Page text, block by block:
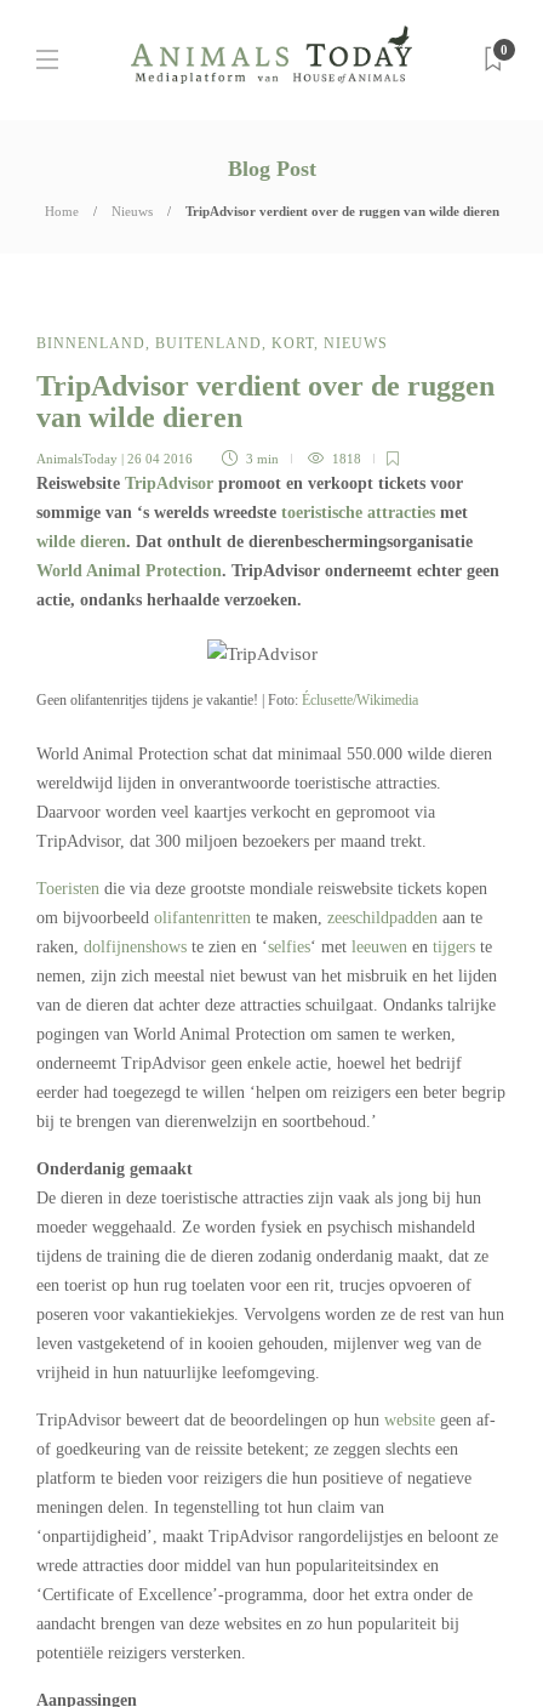
0
Blog Post
Home Nieuws TripAdvisor verdient over de ruggen van wilde dieren
BINNENLAND, BUITENLAND, KORT, NIEUWS
TripAdvisor verdient over de ruggen
van wilde dieren
AnimalsToday | 26 04 2016 3 min 1818
Reiswebsite TripAdvisor promoot en verkoopt tickets voor
sommige van ‘s werelds wreedste toeristische attracties met
wilde dieren. Dat onthult de dierenbeschermingsorganisatie
World Animal Protection. TripAdvisor onderneemt echter geen
actie, ondanks herhaalde verzoeken.
Geen olifantenritjes tijdens je vakantie! | Foto: Éclusette/Wikimedia
World Animal Protection schat dat minimaal 550.000 wilde dieren
wereldwijd lijden in onverantwoorde toeristische attracties.
Daarvoor worden veel kaartjes verkocht en gepromoot via
TripAdvisor, dat 300 miljoen bezoekers per maand trekt.
Toeristen die via deze grootste mondiale reiswebsite tickets kopen
om bijvoorbeeld olifantenritten te maken, zeeschildpadden aan te
raken, dolfijnenshows te zien en ‘selfies‘ met leeuwen en tijgers te
nemen, zijn zich meestal niet bewust van het misbruik en het lijden
van de dieren dat achter deze attracties schuilgaat. Ondanks talrijke
pogingen van World Animal Protection om samen te werken,
onderneemt TripAdvisor geen enkele actie, hoewel het bedrijf
eerder had toegezegd te willen ‘helpen om reizigers een beter begrip
bij te brengen van dierenwelzijn en soortbehoud.’
Onderdanig gemaakt
De dieren in deze toeristische attracties zijn vaak als jong bij hun
moeder weggehaald. Ze worden fysiek en psychisch mishandeld
tijdens de training die de dieren zodanig onderdanig maakt, dat ze
een toerist op hun rug toelaten voor een rit, trucjes opvoeren of
poseren voor vakantiekiekjes. Vervolgens worden ze de rest van hun
leven vastgeketend of in kooien gehouden, mijlenver weg van de
vrijheid in hun natuurlijke leefomgeving.
TripAdvisor beweert dat de beoordelingen op hun website geen af-
of goedkeuring van de reissite betekent; ze zeggen slechts een
platform te bieden voor reizigers die hun positieve of negatieve
meningen delen. In tegenstelling tot hun claim van
‘onpartijdigheid’, maakt TripAdvisor rangordelijstjes en beloont ze
wrede attracties door middel van hun populariteitsindex en
‘Certificate of Excellence’-programma, door het extra onder de
aandacht brengen van deze websites en zo hun populariteit bij
potentiële reizigers versterken.
Aanpassingen